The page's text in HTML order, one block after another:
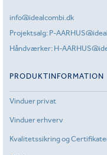
info@idealcombi.dk
Projektsalg: P-
Håndværker: H-
PRODUKTINFORMATION
Vinduer privat
Vinduer erhverv
Kvalitetssikring og